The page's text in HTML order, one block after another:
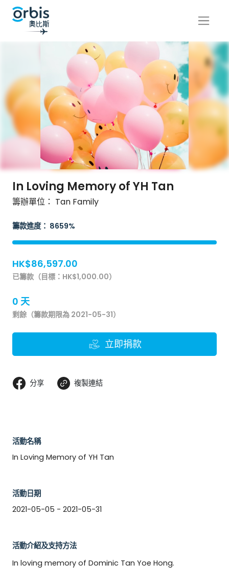
In Loving Memory of YH Tan
籌辦單位： Tan Family
籌款進度： 8659%
HK$86,597.00
已籌款（目標：HK$1,000.00）
0 天
剩餘（籌款期限為 2021-05-31）
立即捐款
分享 複製連結
活動名稱
In Loving Memory of YH Tan
活動日期
2021-05-05 - 2021-05-31
活動介紹及支持方法
In loving memory of Dominic Tan Yoe Hong.